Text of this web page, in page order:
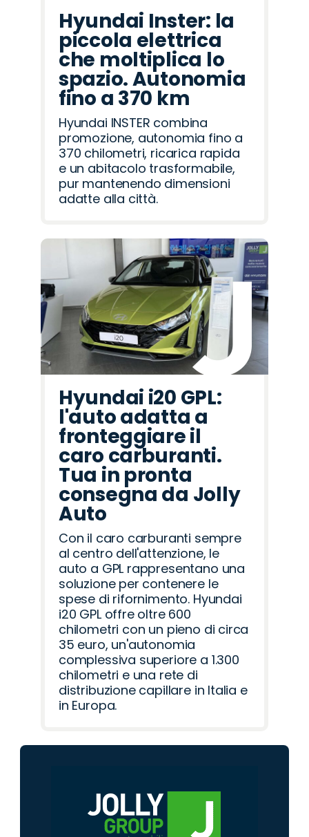
Hyundai Inster: la
piccola elettrica
che moltiplica lo
spazio. Autonomia
fino a 370 km
Hyundai INSTER combina
promozione, autonomia fino a
370 chilometri, ricarica rapida
e un abitacolo trasformabile,
pur mantenendo dimensioni
adatte alla città.
Hyundai i20 GPL:
l'auto adatta a
fronteggiare il
caro carburanti.
Tua in pronta
consegna da Jolly
Auto
Con il caro carburanti sempre
al centro dell'attenzione, le
auto a GPL rappresentano una
soluzione per contenere le
spese di rifornimento. Hyundai
i20 GPL offre oltre 600
chilometri con un pieno di circa
35 euro, un'autonomia
complessiva superiore a 1.300
chilometri e una rete di
distribuzione capillare in Italia e
in Europa.